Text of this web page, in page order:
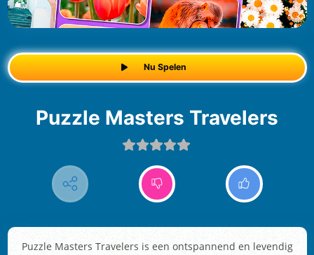
Nu Spelen
Puzzle Masters Travelers
Puzzle Masters Travelers is een ontspannend en levendig